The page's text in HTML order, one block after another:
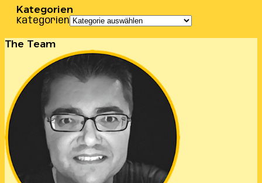
Kategorien
Kategorien
The Team